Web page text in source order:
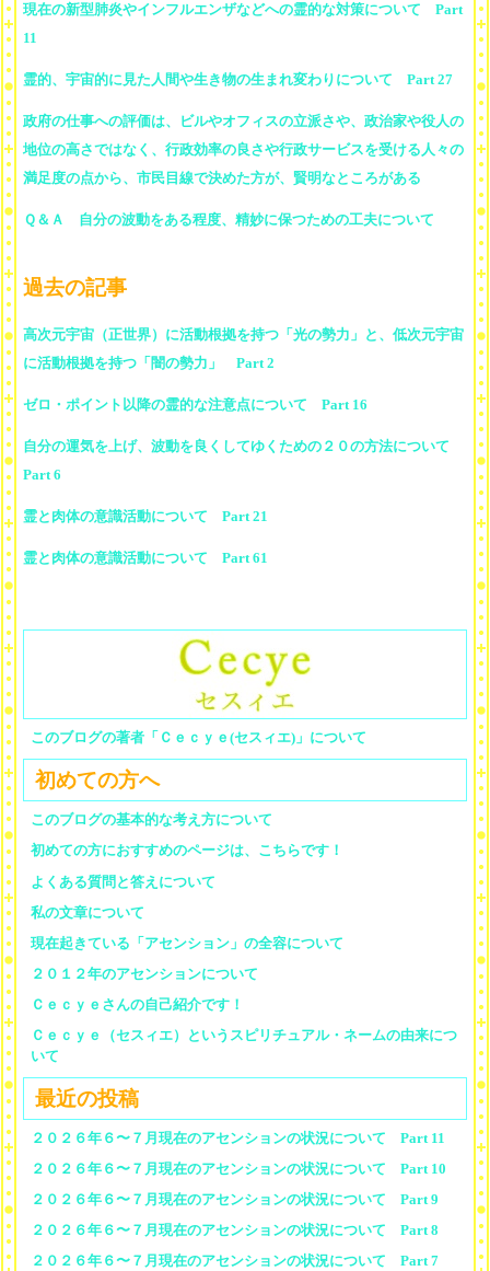
現在の新型肺炎やインフルエンザなどへの霊的な対策について Part
11
霊的、宇宙的に見た人間や生き物の生まれ変わりについて Part 27
政府の仕事への評価は、ビルやオフィスの立派さや、政治家や役人の
地位の高さではなく、行政効率の良さや行政サービスを受ける人々の
満足度の点から、市民目線で決めた方が、賢明なところがある
Ｑ＆Ａ 自分の波動をある程度、精妙に保つための工夫について
過去の記事
高次元宇宙（正世界）に活動根拠を持つ「光の勢力」と、低次元宇宙
に活動根拠を持つ「闇の勢力」 Part 2
ゼロ・ポイント以降の霊的な注意点について Part 16
自分の運気を上げ、波動を良くしてゆくための２０の方法について
Part 6
霊と肉体の意識活動について Part 21
霊と肉体の意識活動について Part 61
このブログの著者「Ｃｅｃｙｅ(セスィエ)」について
初めての方へ
このブログの基本的な考え方について
初めての方におすすめのページは、こちらです！
よくある質問と答えについて
私の文章について
現在起きている「アセンション」の全容について
２０１２年のアセンションについて
Ｃｅｃｙｅさんの自己紹介です！
Ｃｅｃｙｅ（セスィエ）というスピリチュアル・ネームの由来につ
いて
最近の投稿
２０２６年６〜７月現在のアセンションの状況について Part 11
２０２６年６〜７月現在のアセンションの状況について Part 10
２０２６年６〜７月現在のアセンションの状況について Part 9
２０２６年６〜７月現在のアセンションの状況について Part 8
２０２６年６〜７月現在のアセンションの状況について Part 7